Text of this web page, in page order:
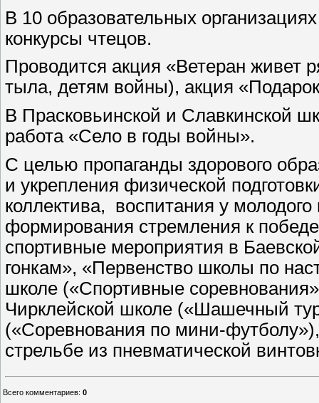
В 10 образовательных
конкурсы чтецов.
Проводится акция «Ветеран живет
тыла, детям войны), акция
В Прасковьинской и Славкинской
работа «Село в годы войны».
С целью пропаганды здорового
и укрепления физической
коллектива, воспитания у
формирования стремления к
спортивные мероприятия в
гонкам», «Первенство школы по
школе («Спортивные
Чирклейской школе («Шашечный
(«Соревнования по мини-
стрельбе из пневматической
Всего комментариев: 0